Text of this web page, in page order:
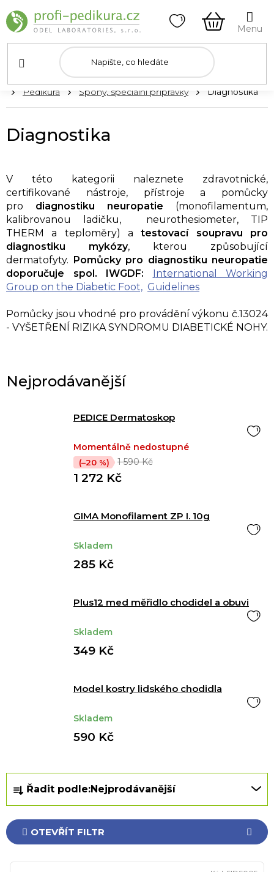
na
obsah
NÁKUPNÍ
KOŠÍK
DomůPedikúra Špony, speciální přípravky Diagnostika
Diagnostika
V této kategorii naleznete zdravotnické,
certifikované nástroje, přístroje a pomůcky
pro diagnostiku neuropatie (monofilamentum,
kalibrovanou ladičku, neurothesiometer, TIP
THERM a teploměry) atestovací soupravu pro
diagnostiku mykózy, kterou způsobující
dermatofyty. Pomůcky pro diagnostiku neuropatie
doporučuje spol. IWGDF:
International Working
Group on the Diabetic Foot, Guidelines
Pomůcky jsou vhodné pro provádění výkonu č.13024
- VYŠETŘENÍ RIZIKA SYNDROMU DIABETICKÉ NOHY.
Nejprodávanější
PEDICE Dermatoskop
Momentálně nedostupné
1 590 Kč
(–20 %)
1 272 Kč
GIMA Monofilament ZP I. 10g
Skladem
285 Kč
Plus12 med měřidlo chodidel a obuvi
Skladem
349 Kč
Model kostry lidského chodidla
Skladem
590 Kč
Ř
a
z
e
n
Řadit podle:Nejprodávanější
OTEVŘÍT FILTR
V